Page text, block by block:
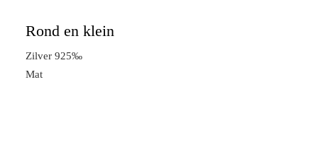
Rond en klein
Zilver 925‰
Mat